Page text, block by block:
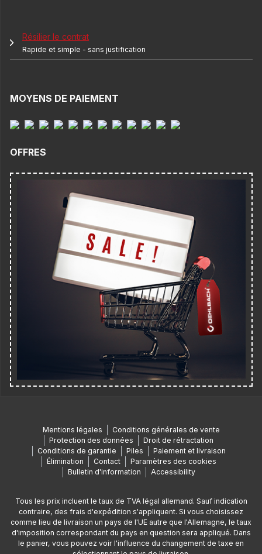
Résilier le contrat
Rapide et simple - sans justification
MOYENS DE PAIEMENT
OFFRES
Mentions légales
Conditions générales de vente
Protection des données
Droit de rétractation
Conditions de garantie
Piles
Paiement et livraison
Élimination
Contact
Paramètres des cookies
Bulletin d'information
Accessibility
Tous les prix incluent le taux de TVA légal allemand. Sauf indication
contraire, des frais d'expédition s'appliquent. Si vous choisissez
comme lieu de livraison un pays de l'UE autre que l'Allemagne, le taux
d'imposition correspondant du pays en question sera appliqué. Dans
le panier, vous pouvez voir l'influence du changement de taxe en